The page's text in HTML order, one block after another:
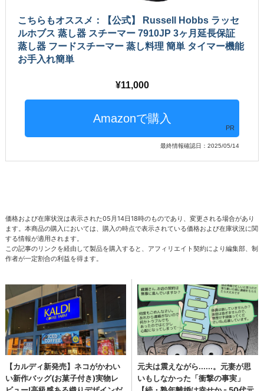
こちらもオススメ：【公式】 Russell Hobbs ラッセ
ルホブス 蒸し器 スチーマー 7910JP 3ヶ月延長保証
蒸し器 フードスチーマー 蒸し料理 簡単 タイマー機能
お手入れ簡単
11,000
PR
最終情報確認日：2025/05/14
価格および在庫状況は表示された05月14日18時のものであり、変更される場合があり
ます。本商品の購入においては、購入の時点で表示されている価格および在庫状況に関
する情報が適用されます。
この記事のリンクを経由して製品を購入すると、アフィリエイト契約により編集部、制
作者が一定割合の利益を得ます。